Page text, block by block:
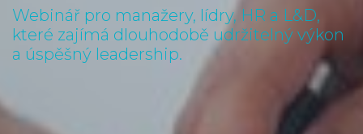
Webinář pro manažery, lídry, HR a L&D,
které zajímá dlouhodobě udržitelný výkon
a úspěšný leadership.